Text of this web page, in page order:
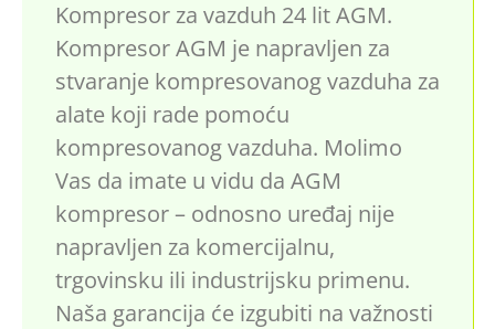
Kompresor za vazduh 24 lit AGM.
Kompresor AGM je napravljen za
stvaranje kompresovanog vazduha za
alate koji rade pomoću
kompresovanog vazduha. Molimo
Vas da imate u vidu da AGM
kompresor – odnosno uređaj nije
napravljen za komercijalnu,
trgovinsku ili industrijsku primenu.
Naša garancija će izgubiti na važnosti